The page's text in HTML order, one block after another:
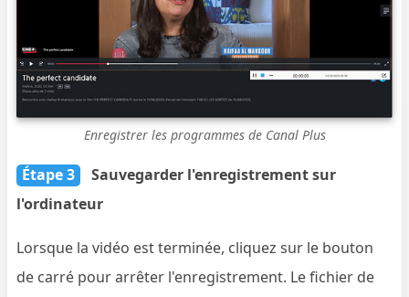
Enregistrer les programmes de Canal Plus
Étape 3
Sauvegarder l'enregistrement sur
l'ordinateur
Lorsque la vidéo est terminée, cliquez sur le bouton
de carré pour arrêter l'enregistrement. Le fichier de